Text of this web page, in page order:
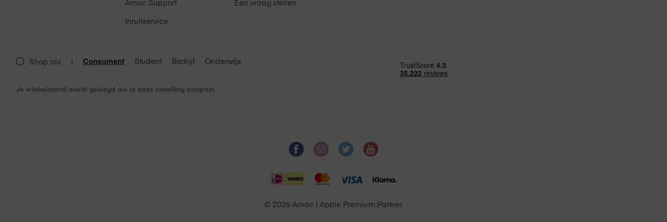
Mac modellen met USB-C of HDMI
LG UltraFine 32UQ850V-W monitor
Amac Support
Inruilservice
Een vraag stellen
Shop als | Consument Student Bedrijf Onderwijs
Je winkelmand wordt geleegd als je deze instelling aanpast.
© 2026 Amac | Apple Premium Partner